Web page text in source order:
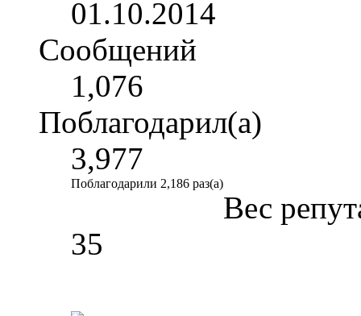
01.10.2014
Сообщений
1,076
Поблагодарил(а)
3,977
Поблагодарили 2,186 раз(а)
Вес
35